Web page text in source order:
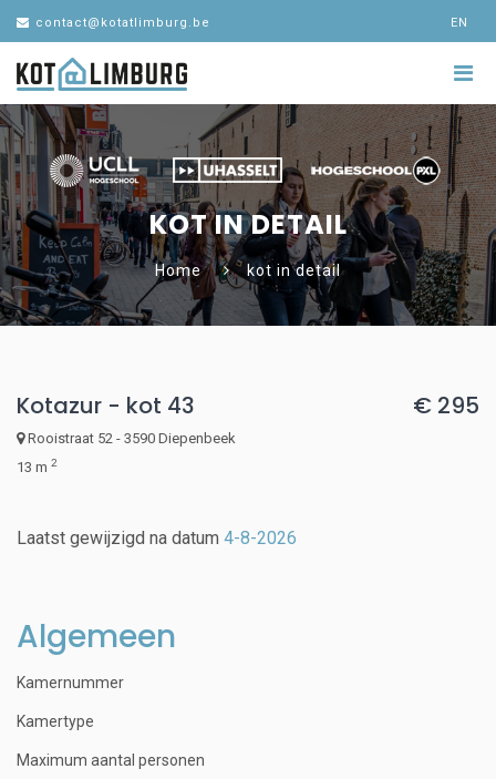
contact@kotatlimburg.be EN
KOT IN DETAIL
Home kot in detail
Kotazur - kot 43
Rooistraat 52 - 3590 Diepenbeek
13 m 2
€ 295
Laatst gewijzigd na datum 4-8-2026
Algemeen
Kamernummer
Kamertype
Maximum aantal personen